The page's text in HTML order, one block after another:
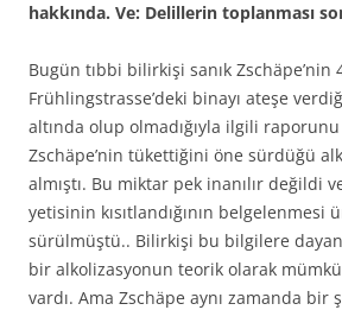
hakkında. Ve: Delillerin toplanması
Bugün tıbbi bilirkişi sanık Zschäpe’nin
Frühlingstrasse’deki binayı ateşe
altında olup olmadığıyla ilgili
Zschäpe’nin tükettiğini öne sürdüğü
almıştı. Bu miktar pek inanılır değildi
yetisinin kısıtlandığının belgelenmesi
sürülmüştü.. Bilirkişi bu bilgilere
bir alkolizasyonun teorik olarak
vardı. Ama Zschäpe aynı zamanda bir